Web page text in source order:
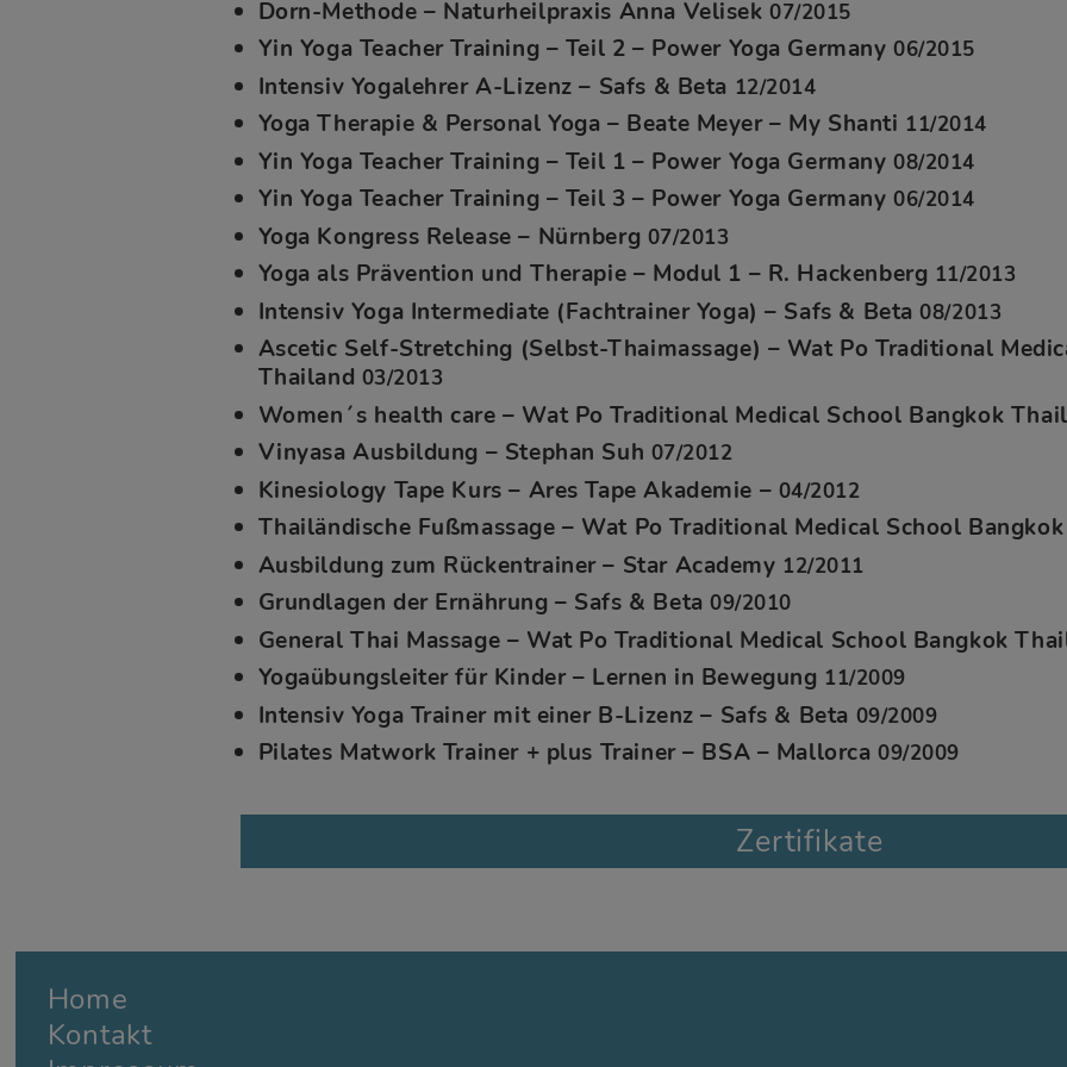
Dorn-Methode – Naturheilpraxis Anna Velisek07/2015
Yin Yoga Teacher Training – Teil 2 – Power Yoga Germany06/2015
Intensiv Yogalehrer A-Lizenz – Safs & Beta 12/2014
Yoga Therapie & Personal Yoga – Beate Meyer – My Shanti 11/2014
Yin Yoga Teacher Training – Teil 1 – Power Yoga Germany08/2014
Yin Yoga Teacher Training – Teil 3 – Power Yoga Germany06/2014
Yoga Kongress Release – Nürnberg 07/2013
Yoga als Prävention und Therapie – Modul 1 – R. Hackenberg 11/2013
Intensiv Yoga Intermediate (Fachtrainer Yoga) – Safs & Beta08/2013
Ascetic Self-Stretching (Selbst-Thaimassage) – Wat Po Traditional
Thailand 03/2013
Women´s health care – Wat Po Traditional Medical School Bangkok
Vinyasa Ausbildung – Stephan Suh 07/2012
Kinesiology Tape Kurs – Ares Tape Akademie – 04/2012
Thailändische Fußmassage – Wat Po Traditional Medical School
Ausbildung zum Rückentrainer – Star Academy 12/2011
Grundlagen der Ernährung – Safs & Beta09/2010
General Thai Massage – Wat Po Traditional Medical School Bangkok
Yogaübungsleiter für Kinder – Lernen in Bewegung 11/2009
Intensiv Yoga Trainer mit einer B-Lizenz – Safs & Beta 09/2009
Pilates Matwork Trainer + plus Trainer – BSA – Mallorca09/2009
Zertifikate
Home
Kontakt